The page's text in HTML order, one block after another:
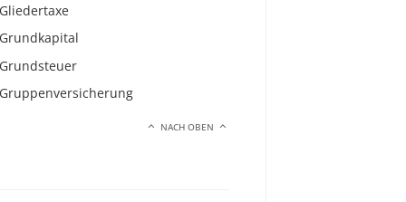
Gliedertaxe
Grundkapital
Grundsteuer
Gruppenversicherung
NACH OBEN